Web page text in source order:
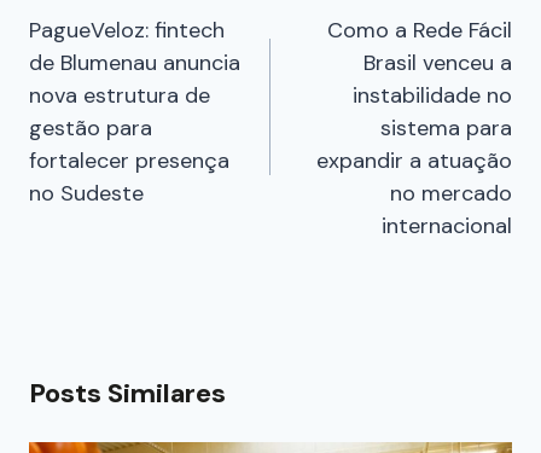
PagueVeloz: fintech
de Blumenau anuncia
nova estrutura de
gestão para
fortalecer presença
no Sudeste
Como a Rede Fácil
Brasil venceu a
instabilidade no
sistema para
expandir a atuação
no mercado
internacional
Posts Similares